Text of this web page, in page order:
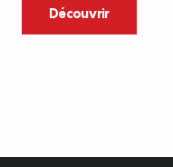
Découvrir
caractère et
Pyrénées-
idéale pour